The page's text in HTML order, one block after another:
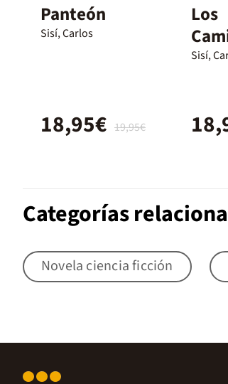
Panteón
Sisí, Carlos
19,95€
18,95€
Los
Sisí,
Categorías
Novela ciencia ficción